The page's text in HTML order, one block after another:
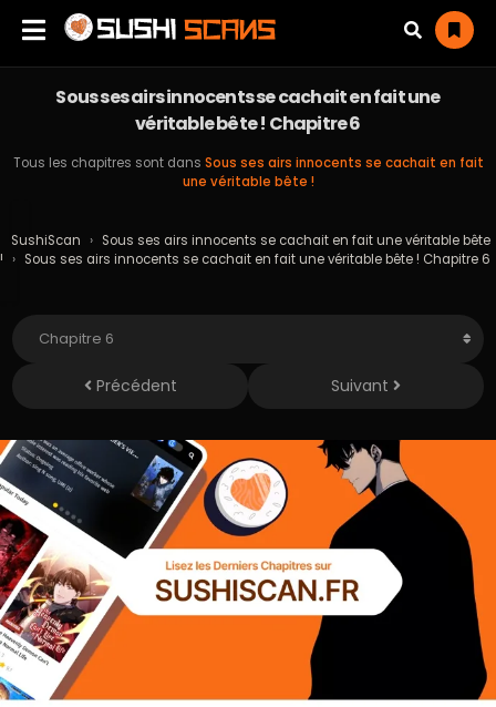
Sous ses airs innocents se cachait en fait une
véritable bête ! Chapitre 6
Tous les chapitres sont dans Sous ses airs innocents se cachait en fait
une véritable bête !
SushiScan › Sous ses airs innocents se cachait en fait une véritable bête
!
› Sous ses airs innocents se cachait en fait une véritable bête ! Chapitre 6
Précédent Suivant